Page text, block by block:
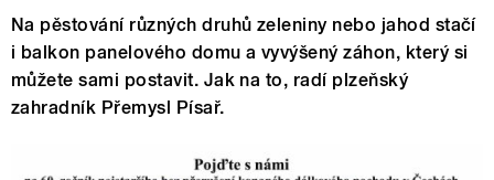
Na pěstování různých druhů zeleniny nebo jahod stačí
i balkon panelového domu a vyvýšený záhon, který si
můžete sami postavit. Jak na to, radí plzeňský
zahradník Přemysl Písař.